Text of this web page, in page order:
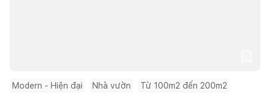
Modern - Hiện đại Nhà vườn Từ 100m2 đến 200m2